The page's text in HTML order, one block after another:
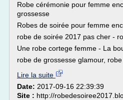
Robe cérémonie pour femme
grossesse
Robes de soirée pour femme
robe de soirée 2017 pas cher -
Une robe cortege femme - La
robe de grossesse glamour, robe
Lire la suite
Date: 2017-09-16 22:39:39
Site : http://